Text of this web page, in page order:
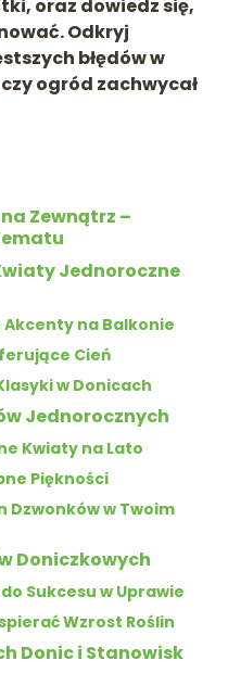
oraz dowiedz się,
Odkryj
błędów w
ogród zachwycał
Zewnątrz –
Jednoroczne
na Balkonie
Cień
w Donicach
Jednorocznych
Kwiaty na Lato
Piękności
Dzwonków w Twoim
Doniczkowych
Sukcesu w Uprawie
Wzrost Roślin
Donic i Stanowisk